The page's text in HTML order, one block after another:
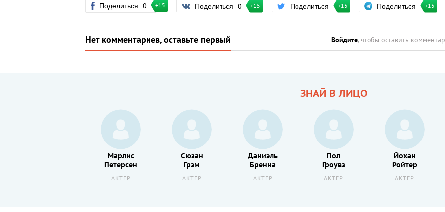
Поделиться 0 +15 Поделиться 0 +15 Поделиться +15 Поделиться +15
Нет комментариев, оставьте первый Войдите, чтобы оставить
ЗНАЙ В ЛИЦО
Марлис
Петерсен
АКТЕР
Сюзан
Грэм
АКТЕР
Даниэль
Бренна
АКТЕР
Пол
Гроувз
АКТЕР
Йохан
Ройтер
АКТЕР